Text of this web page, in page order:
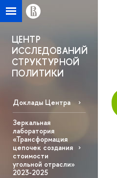
ЦЕНТР
ИССЛЕДОВАНИЙ
СТРУКТУРНОЙ
ПОЛИТИКИ
Доклады Центра
Зеркальная
лаборатория
«Трансформация
цепочек создания
стоимости
угольной отрасли»
2023-2025